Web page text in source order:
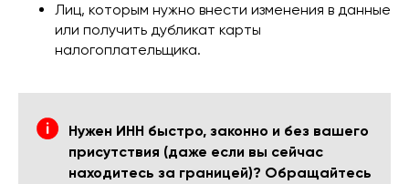
Лиц, которым нужно внести изменения в данные
или получить дубликат карты
налогоплательщика.
Нужен ИНН быстро, законно и без вашего
присутствия (даже если вы сейчас
находитесь за границей)? Обращайтесь